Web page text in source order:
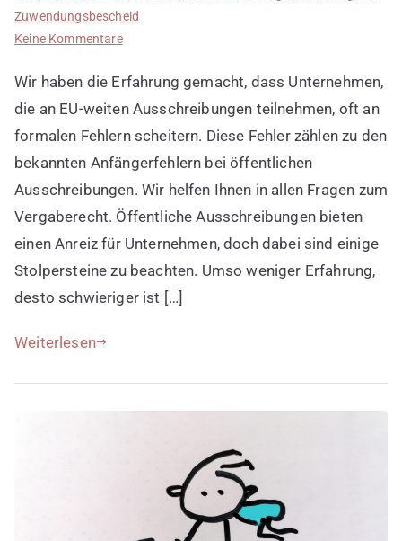
Zuwendungsbescheid
Keine Kommentarezu
bei
öffentlichen
Ausschreibungen
Wir haben die Erfahrung gemacht, dass Unternehmen,
die an EU-weiten Ausschreibungen teilnehmen, oft an
formalen Fehlern scheitern. Diese Fehler zählen zu den
bekannten Anfängerfehlern bei öffentlichen
Ausschreibungen. Wir helfen Ihnen in allen Fragen zum
Vergaberecht. Öffentliche Ausschreibungen bieten
einen Anreiz für Unternehmen, doch dabei sind einige
Stolpersteine zu beachten. Umso weniger Erfahrung,
desto schwieriger ist […]
Weiterlesen